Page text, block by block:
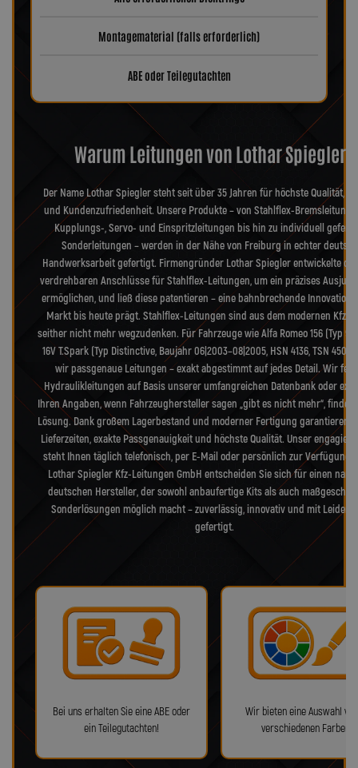
Montagematerial (falls erforderlich)
ABE oder Teilegutachten
Warum Leitungen von Lothar Spiegler?
Der Name Lothar Spiegler steht seit über 35 Jahren für höchste Qualität,
und Kundenzufriedenheit. Unsere Produkte – von Stahlflex-
Kupplungs-, Servo- und Einspritzleitungen bis hin zu individuell
Sonderleitungen – werden in der Nähe von Freiburg in echter
Handwerksarbeit gefertigt. Firmengründer Lothar Spiegler entwickelte
verdrehbaren Anschlüsse für Stahlflex-Leitungen, um ein präzises
ermöglichen, und ließ diese patentieren – eine bahnbrechende Innovation,
Markt bis heute prägt. Stahlflex-Leitungen sind aus dem modernen Kfz-
seither nicht mehr wegzudenken. Für Fahrzeuge wie Alfa Romeo 156 (Typ
16V T.Spark (Typ Distinctive, Baujahr 06|2003–08|2005, HSN 4136, TSN 450)
wir passgenaue Leitungen – exakt abgestimmt auf jedes Detail. Wir
Hydraulikleitungen auf Basis unserer umfangreichen Datenbank oder
Ihren Angaben, wenn Fahrzeughersteller sagen „gibt es nicht mehr“,
Lösung. Dank großem Lagerbestand und moderner Fertigung garantieren
Lieferzeiten, exakte Passgenauigkeit und höchste Qualität. Unser
steht Ihnen täglich telefonisch, per E-Mail oder persönlich zur Verfügung.
Lothar Spiegler Kfz-Leitungen GmbH entscheiden Sie sich für einen
deutschen Hersteller, der sowohl anbaufertige Kits als auch
Sonderlösungen möglich macht – zuverlässig, innovativ und mit
gefertigt.
Bei uns erhalten Sie eine ABE oder
ein Teilegutachten!
Wir bieten eine Auswahl
verschiedenen Farben!